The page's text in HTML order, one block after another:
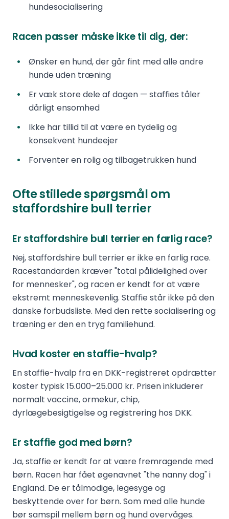
hundesocialisering
Racen passer måske ikke til dig, der:
Ønsker en hund, der går fint med alle andre
hunde uden træning
Er væk store dele af dagen — staffies tåler
dårligt ensomhed
Ikke har tillid til at være en tydelig og
konsekvent hundeejer
Forventer en rolig og tilbagetrukken hund
Ofte stillede spørgsmål om
staffordshire bull terrier
Er staffordshire bull terrier en farlig race?
Nej, staffordshire bull terrier er ikke en farlig race.
Racestandarden kræver "total pålidelighed over
for mennesker", og racen er kendt for at være
ekstremt menneskevenlig. Staffie står ikke på den
danske forbudsliste. Med den rette socialisering og
træning er den en tryg familiehund.
Hvad koster en staffie-hvalp?
En staffie-hvalp fra en DKK-registreret opdrætter
koster typisk 15.000–25.000 kr. Prisen inkluderer
normalt vaccine, ormekur, chip,
dyrlægebesigtigelse og registrering hos DKK.
Er staffie god med børn?
Ja, staffie er kendt for at være fremragende med
børn. Racen har fået øgenavnet "the nanny dog" i
England. De er tålmodige, legesyge og
beskyttende over for børn. Som med alle hunde
bør samspil mellem børn og hund overvåges.